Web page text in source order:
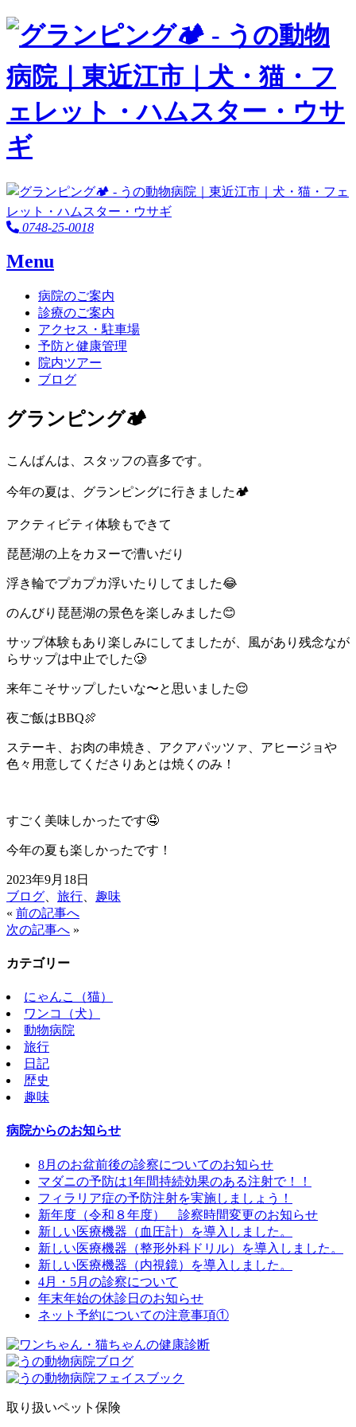
0748-25-0018
Menu
病院のご案内
診療のご案内
アクセス・駐車場
予防と健康管理
院内ツアー
ブログ
グランピング🏕️
こんばんは、スタッフの喜多です。
今年の夏は、グランピングに行きました🏕️
アクティビティ体験もできて
琵琶湖の上をカヌーで漕いだり
浮き輪でプカプカ浮いたりしてました😂
のんびり琵琶湖の景色を楽しみました😊
サップ体験もあり楽しみにしてましたが、風があり残念なが
らサップは中止でした🥲
来年こそサップしたいな〜と思いました😌
夜ご飯はBBQ🍖
ステーキ、お肉の串焼き、アクアパッツァ、アヒージョや
色々用意してくださりあとは焼くのみ！
すごく美味しかったです🤤
今年の夏も楽しかったです！
2023年9月18日
ブログ
旅行
趣味
« 前の記事へ
次の記事へ »
カテゴリー
にゃんこ（猫）
ワンコ（犬）
動物病院
旅行
日記
歴史
趣味
病院からのお知らせ
8月のお盆前後の診察についてのお知らせ
マダニの予防は1年間持続効果のある注射で！！
フィラリア症の予防注射を実施しましょう！
新年度（令和８年度） 診察時間変更のお知らせ
新しい医療機器（血圧計）を導入しました。
新しい医療機器（整形外科ドリル）を導入しました。
新しい医療機器（内視鏡）を導入しました。
4月・5月の診察について
年末年始の休診日のお知らせ
ネット予約についての注意事項①
取り扱いペット保険